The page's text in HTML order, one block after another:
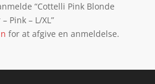
“Cottelli Pink Blonde
Pink – L/XL”
for at afgive en anmeldelse.